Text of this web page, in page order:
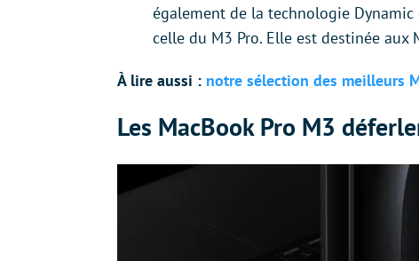
également de la technologie
celle du M3 Pro. Elle est destinée aux
À lire aussi : notre sélection des meilleurs
Les MacBook Pro M3